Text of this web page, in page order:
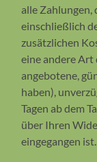
alle Zahlungen,
einschließlich
zusätzlichen
eine andere Art
angebotene,
haben),
Tagen ab dem
über Ihren
eingegangen ist.